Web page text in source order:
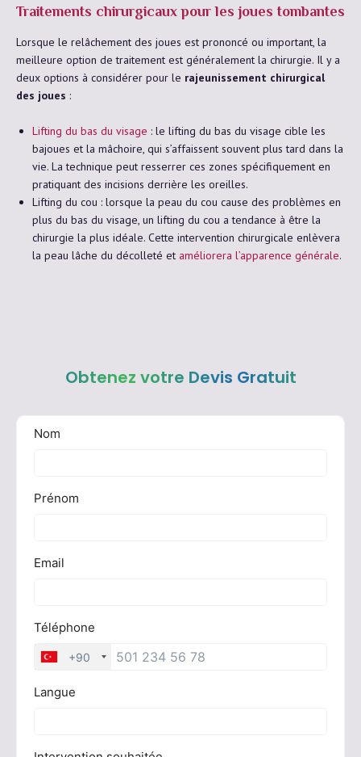
Traitements chirurgicaux pour les joues tombantes
Lorsque le relâchement des joues est prononcé ou important, la
meilleure option de traitement est généralement la chirurgie. Il y a
deux options à considérer pour le rajeunissement chirurgical
des joues :
Lifting du bas du visage : le lifting du bas du visage cible les
bajoues et la mâchoire, qui s’affaissent souvent plus tard dans la
vie. La technique peut resserrer ces zones spécifiquement en
pratiquant des incisions derrière les oreilles.
Lifting du cou : lorsque la peau du cou cause des problèmes en
plus du bas du visage, un lifting du cou a tendance à être la
chirurgie la plus idéale. Cette intervention chirurgicale enlèvera
la peau lâche du décolleté et améliorera l’apparence générale.
Obtenez votre Devis Gratuit